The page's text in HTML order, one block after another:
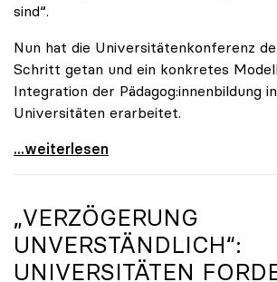
sind“.
Nun hat die Universitätenkonferenz
Schritt getan und ein konkretes
Integration der Pädagog:innenbildung
Universitäten erarbeitet.
Schools of Education an den
...weiterlesen
„VERZÖGERUNG
UNVERSTÄNDLICH“:
UNIVERSITÄTEN